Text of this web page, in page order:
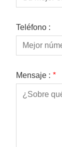
Teléfono :
Mensaje : *